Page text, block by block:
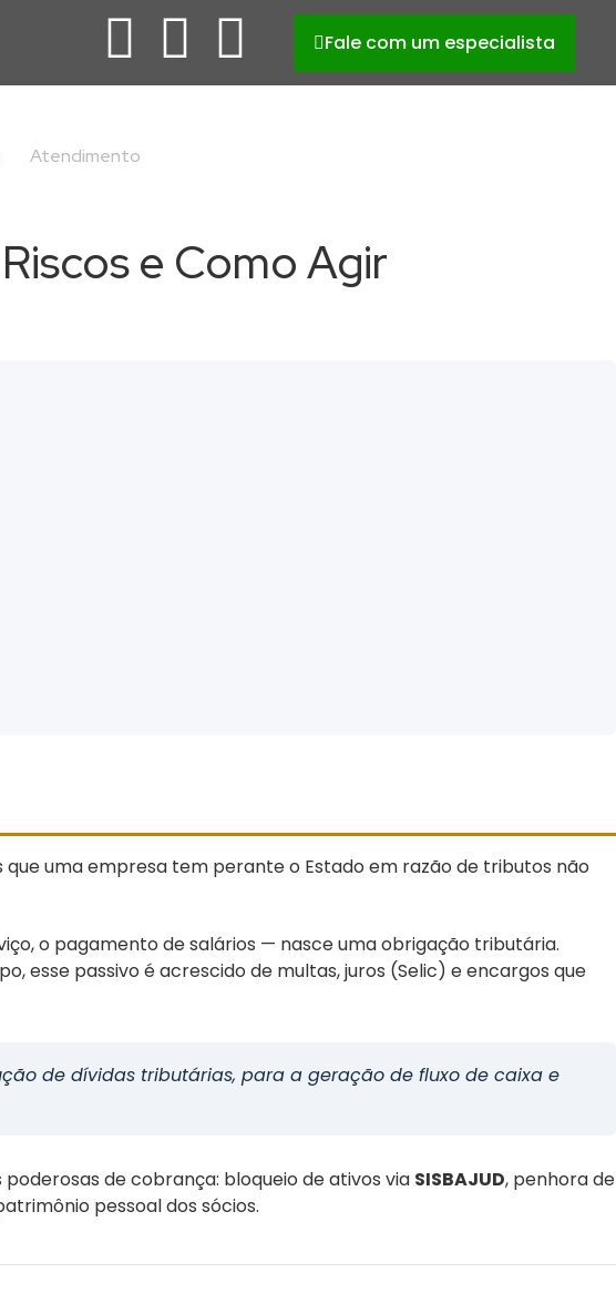
Fale com um especialista
Atendimento
e Como Agir
uma empresa tem perante o Estado em razão de tributos não
o pagamento de salários — nasce uma obrigação tributária.
esse passivo é acrescido de multas, juros (Selic) e encargos que
de dívidas tributárias, para a geração de fluxo de caixa e
de cobrança: bloqueio de ativos via SISBAJUD, penhora de
pessoal dos sócios.